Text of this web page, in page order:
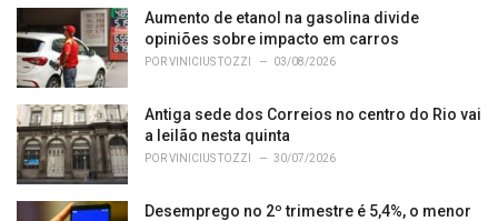
Aumento de etanol na gasolina divide
opiniões sobre impacto em carros
PORVINICIUS TOZZI 03/08/2026
Antiga sede dos Correios no centro do Rio vai
a leilão nesta quinta
PORVINICIUS TOZZI 30/07/2026
Desemprego no 2º trimestre é 5,4%, o menor